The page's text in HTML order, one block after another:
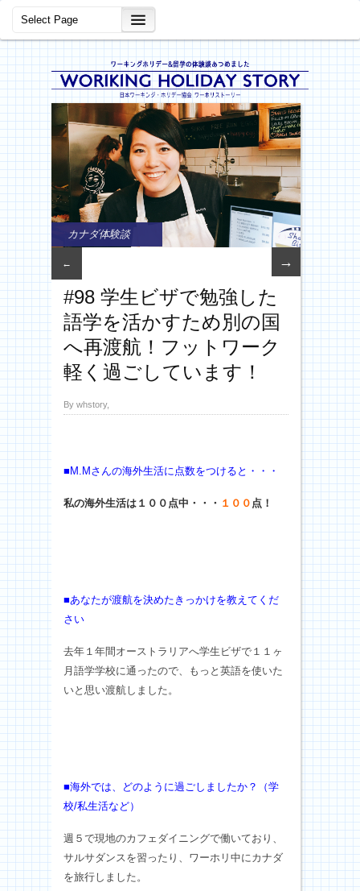
カナダ体験談
← →
#98 学生ビザで勉強した
語学を活かすため別の国
へ再渡航！フットワーク
軽く過ごしています！
By whstory,
■M.Mさんの海外生活に点数をつけると・・・
私の海外生活は１００点中・・・ １００ 点！
■あなたが渡航を決めたきっかけを教えてくだ
さい
去年１年間オーストラリアへ学生ビザで１１ヶ
月語学学校に通ったので、もっと英語を使いた
いと思い渡航しました。
■海外では、どのように過ごしましたか？（学
校/私生活など）
週５で現地のカフェダイニングで働いており、
サルサダンスを習ったり、ワーホリ中にカナダ
を旅行しました。